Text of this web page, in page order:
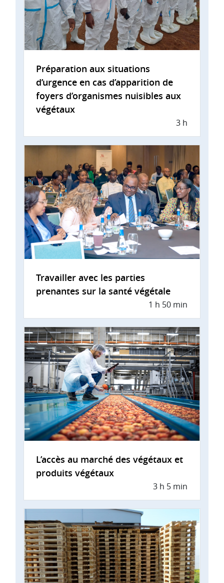
Préparation aux situations
d’urgence en cas d’apparition de
foyers d’organismes nuisibles aux
végétaux
3 h
Travailler avec les parties
prenantes sur la santé végétale
1 h 50 min
L’accès au marché des végétaux et
produits végétaux
3 h 5 min